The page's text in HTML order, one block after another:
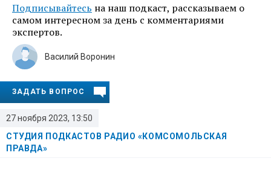
Подписывайтесь на наш подкаст, рассказываем о
самом интересном за день с комментариями
экспертов.
27 ноября 2023, 13:50
СТУДИЯ ПОДКАСТОВ РАДИО «КОМСОМОЛЬСКАЯ
ПРАВДА»
Василий Воронин
ЗАДАТЬ ВОПРОС